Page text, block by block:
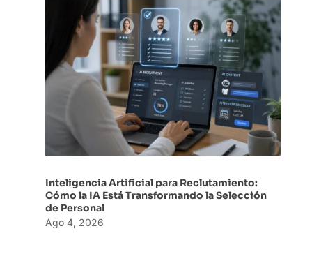
Inteligencia Artificial para Reclutamiento:
Cómo la IA Está Transformando la Selección
de Personal
Ago 4, 2026